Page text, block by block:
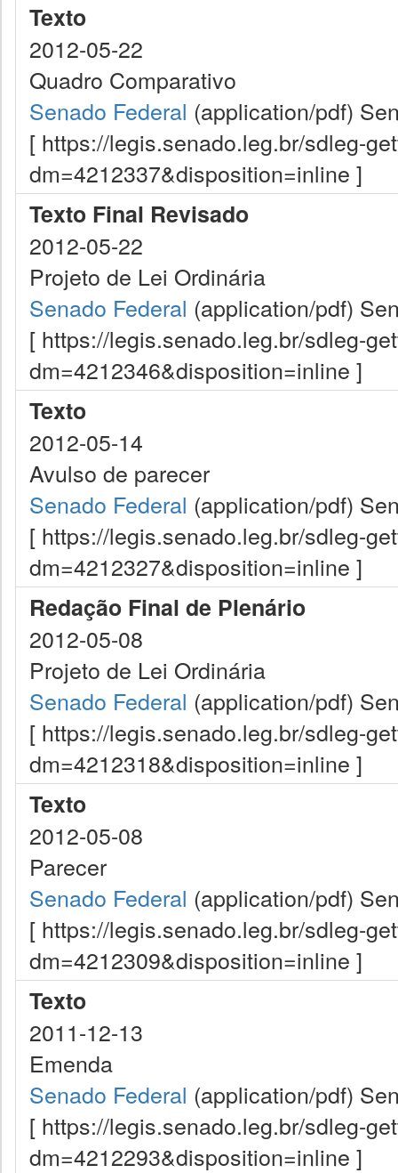
Texto
2012-05-22
Quadro Comparativo
Senado Federal (application/pdf)
[ https://legis.senado.leg.br/sdleg-
dm=4212337&disposition=inline ]
Texto Final Revisado
2012-05-22
Projeto de Lei Ordinária
Senado Federal (application/pdf)
[ https://legis.senado.leg.br/sdleg-
dm=4212346&disposition=inline ]
Texto
2012-05-14
Avulso de parecer
Senado Federal (application/pdf)
[ https://legis.senado.leg.br/sdleg-
dm=4212327&disposition=inline ]
Redação Final de Plenário
2012-05-08
Projeto de Lei Ordinária
Senado Federal (application/pdf)
[ https://legis.senado.leg.br/sdleg-
dm=4212318&disposition=inline ]
Texto
2012-05-08
Parecer
Senado Federal (application/pdf)
[ https://legis.senado.leg.br/sdleg-
dm=4212309&disposition=inline ]
Texto
2011-12-13
Emenda
Senado Federal (application/pdf)
[ https://legis.senado.leg.br/sdleg-
dm=4212293&disposition=inline ]